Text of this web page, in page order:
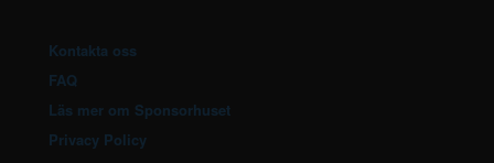
Kontakta oss
FAQ
Läs mer om Sponsorhuset
Privacy Policy